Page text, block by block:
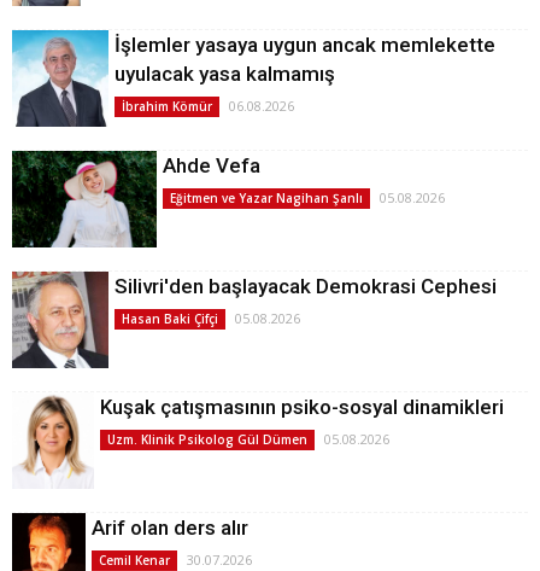
İşlemler yasaya uygun ancak memlekette
uyulacak yasa kalmamış
İbrahim Kömür 06.08.2026
Ahde Vefa
Eğitmen ve Yazar Nagihan Şanlı 05.08.2026
Silivri'den başlayacak Demokrasi Cephesi
Hasan Baki Çifçi 05.08.2026
Kuşak çatışmasının psiko-sosyal dinamikleri
Uzm. Klinik Psikolog Gül Dümen 05.08.2026
Arif olan ders alır
Cemil Kenar 30.07.2026